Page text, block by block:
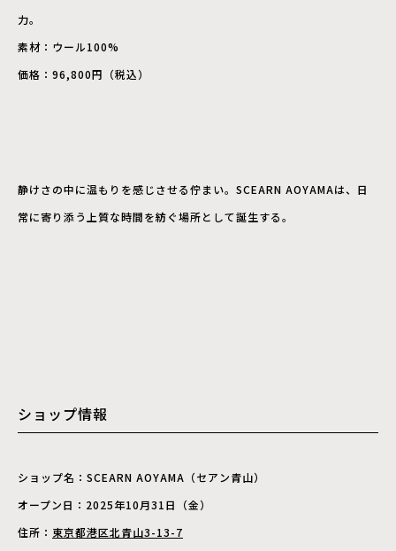
力。
素材：ウール100%
価格：96,800円（税込）
静けさの中に温もりを感じさせる佇まい。SCEARN AOYAMAは、日
常に寄り添う上質な時間を紡ぐ場所として誕生する。
ショップ情報
ショップ名：SCEARN AOYAMA（セアン青山）
オープン日：2025年10月31日（金）
住所： 東京都港区北青山3-13-7